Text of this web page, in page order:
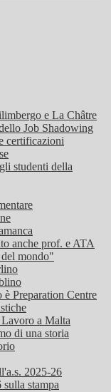
e La Châtre
Job Shadowing
certificazioni
studenti della
anche prof. e ATA
mondo"
Preparation Centre
a Malta
di una storia
2025-26
stampa